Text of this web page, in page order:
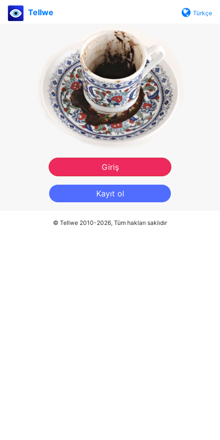
Tellwe Türkçe
Giriş
Kayıt ol
© Tellwe 2010-2026, Tüm hakları saklıdır